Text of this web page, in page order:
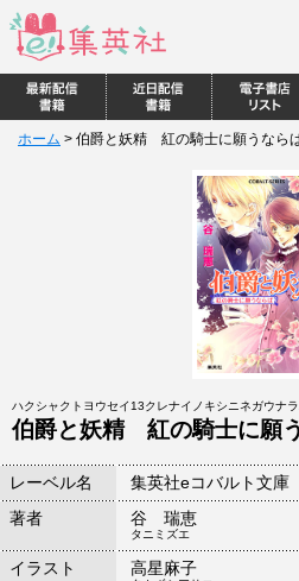
ホーム > 伯爵と妖精 紅の騎士に願うなら
ハクシャクトヨウセイ13クレナイノキシニネガウナ
伯爵と妖精 紅の騎士に願
レーベル名
集英社eコバルト文庫
著者
谷 瑞恵
タニミズエ
イラスト 高星麻子